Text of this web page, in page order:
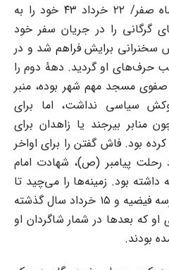
[...] آقای خامنه‌ای روز اول ماه صفر/ ۲۲ خرداد ۴۳ خود را به
گرگانی را در جریان سفر خود
سخنرانی برایش فراهم شد و در
حرف‌های او گردید. دهۀ دوم را
مسجد مهم شهر بوده، منبر
سیاسی نداشت، اما برای
منابر بیرجند یا زاهدان برای
بود. فاش گفتن را برای اواخر
رحلت پیامبر (ص)، شهادت امام
بود. زمینه‌ها را می‌چید تا
به بازگویی حوادث خونین مدرسه فیضیه و ۱۵ خرداد سال گذشته
او که بعدها در شمار شاگردان او
بودند.